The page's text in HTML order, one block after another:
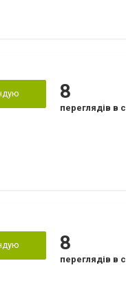
8
переглядів в
8
переглядів в